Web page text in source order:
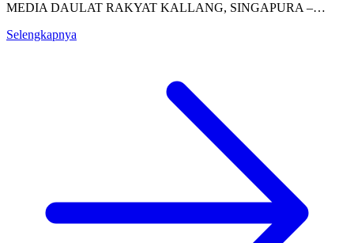
MEDIA DAULAT RAKYAT KALLANG, SINGAPURA –…
Selengkapnya